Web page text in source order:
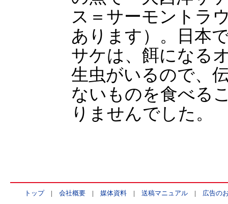
ス＝サーモントラ
あります）。日本
サケは、餌になる
生虫がいるので、
ないものを食べる
りませんでした。
トップ| 会社概要| 媒体資料| 送稿マニュアル| 広告の